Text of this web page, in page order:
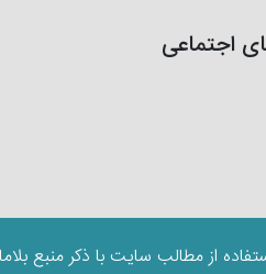
اجتماعی
از مطالب سایت با ذکر منبع